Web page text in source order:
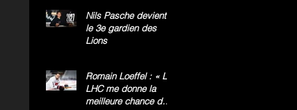
Nils Pasche devient
le 3e gardien des
Lions
Romain Loeffel : « Le
LHC me donne la
meilleure chance de